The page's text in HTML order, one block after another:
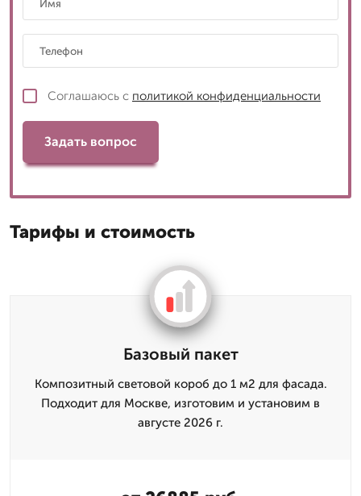
Соглашаюсь с политикой конфиденциальности
Задать вопрос
Тарифы и стоимость
Базовый пакет
Композитный световой короб до 1 м2 для фасада.
Подходит для Москве, изготовим и установим в
августе 2026 г.